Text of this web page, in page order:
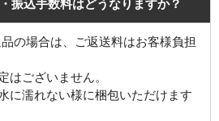
振込手数料はどうなりますか？
の場合は、ご返送料はお客様負担
はございません。
に濡れない様に梱包いただけます